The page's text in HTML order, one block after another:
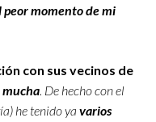
peor momento de mi
con sus vecinos de
mucha. De hecho con el
he tenido ya varios